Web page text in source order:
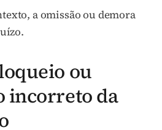
a omissão ou demora
ou
incorreto da